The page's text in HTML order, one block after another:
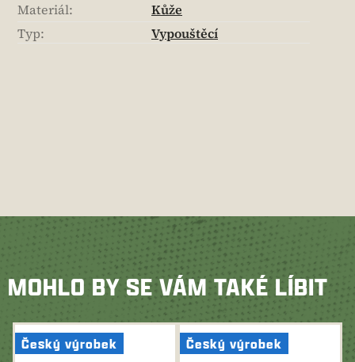
Materiál:
Kůže
Typ: Vypouštěcí
MOHLO BY SE VÁM TAKÉ LÍBIT
Český výrobek Český výrobek